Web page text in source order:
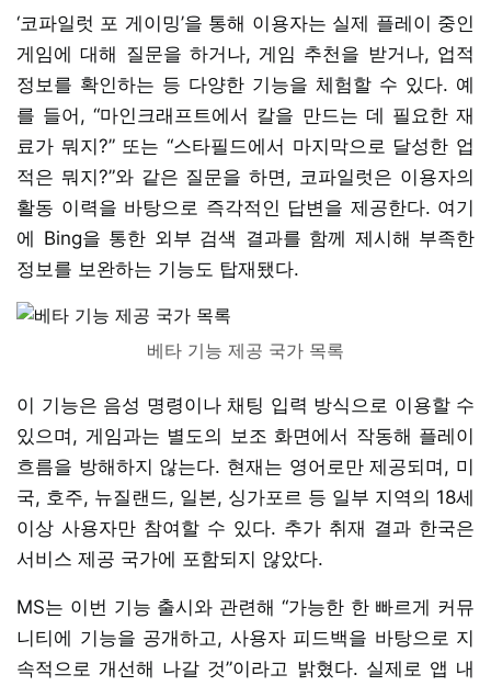
‘코파일럿 포 게이밍’을 통해 이용자는 실제 플레이 중인
게임에 대해 질문을 하거나, 게임 추천을 받거나, 업적
정보를 확인하는 등 다양한 기능을 체험할 수 있다. 예
를 들어, “마인크래프트에서 칼을 만드는 데 필요한 재
료가 뭐지?” 또는 “스타필드에서 마지막으로 달성한 업
적은 뭐지?”와 같은 질문을 하면, 코파일럿은 이용자의
활동 이력을 바탕으로 즉각적인 답변을 제공한다. 여기
에 Bing을 통한 외부 검색 결과를 함께 제시해 부족한
정보를 보완하는 기능도 탑재됐다.
베타 기능 제공 국가 목록
이 기능은 음성 명령이나 채팅 입력 방식으로 이용할 수
있으며, 게임과는 별도의 보조 화면에서 작동해 플레이
흐름을 방해하지 않는다. 현재는 영어로만 제공되며, 미
국, 호주, 뉴질랜드, 일본, 싱가포르 등 일부 지역의 18세
이상 사용자만 참여할 수 있다. 추가 취재 결과 한국은
서비스 제공 국가에 포함되지 않았다.
MS는 이번 기능 출시와 관련해 “가능한 한 빠르게 커뮤
니티에 기능을 공개하고, 사용자 피드백을 바탕으로 지
속적으로 개선해 나갈 것”이라고 밝혔다. 실제로 앱 내